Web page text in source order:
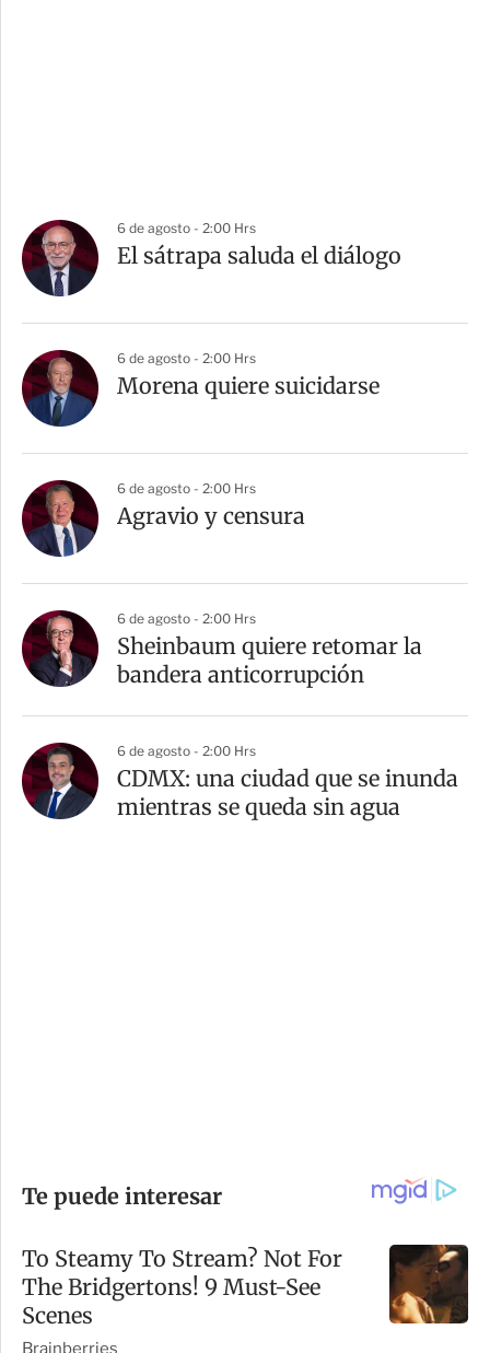
6 de agosto - 2:00 Hrs
El sátrapa saluda el diálogo
6 de agosto - 2:00 Hrs
Morena quiere suicidarse
6 de agosto - 2:00 Hrs
Agravio y censura
6 de agosto - 2:00 Hrs
Sheinbaum quiere retomar la
bandera anticorrupción
6 de agosto - 2:00 Hrs
CDMX: una ciudad que se inunda
mientras se queda sin agua